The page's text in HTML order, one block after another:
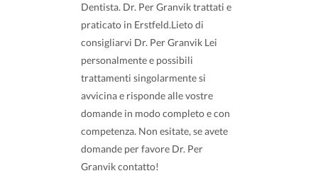
Dentista. Dr. Per Granvik trattati e
praticato in Erstfeld.Lieto di
consigliarvi Dr. Per Granvik Lei
personalmente e possibili
trattamenti singolarmente si
avvicina e risponde alle vostre
domande in modo completo e con
competenza. Non esitate, se avete
domande per favore Dr. Per
Granvik contatto!